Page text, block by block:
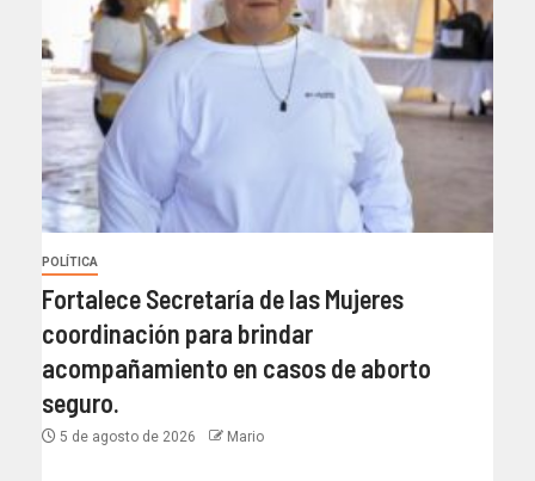
POLÍTICA
Fortalece Secretaría de las Mujeres
coordinación para brindar
acompañamiento en casos de aborto
seguro.
5 de agosto de 2026 Mario